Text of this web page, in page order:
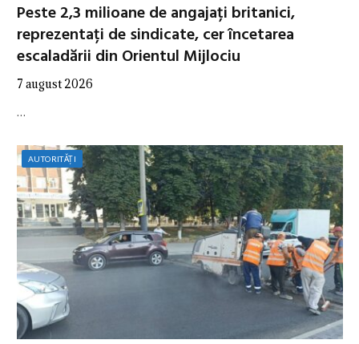
Peste 2,3 milioane de angajați britanici,
reprezentați de sindicate, cer încetarea
escaladării din Orientul Mijlociu
7 august 2026
…
AUTORITĂȚI